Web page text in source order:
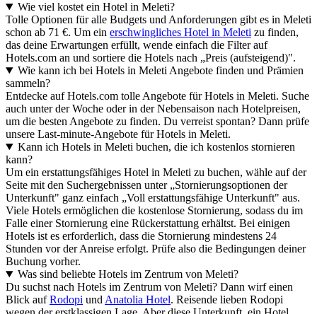
Wie viel kostet ein Hotel in Meleti?
Tolle Optionen für alle Budgets und Anforderungen gibt es in Meleti
schon ab 71 €. Um ein erschwingliches Hotel in Meleti zu finden,
das deine Erwartungen erfüllt, wende einfach die Filter auf
Hotels.com an und sortiere die Hotels nach „Preis (aufsteigend)".
Wie kann ich bei Hotels in Meleti Angebote finden und Prämien
sammeln?
Entdecke auf Hotels.com tolle Angebote für Hotels in Meleti. Suche
auch unter der Woche oder in der Nebensaison nach Hotelpreisen,
um die besten Angebote zu finden. Du verreist spontan? Dann prüfe
unsere Last-minute-Angebote für Hotels in Meleti.
Kann ich Hotels in Meleti buchen, die ich kostenlos stornieren
kann?
Um ein erstattungsfähiges Hotel in Meleti zu buchen, wähle auf der
Seite mit den Suchergebnissen unter „Stornierungsoptionen der
Unterkunft" ganz einfach „Voll erstattungsfähige Unterkunft" aus.
Viele Hotels ermöglichen die kostenlose Stornierung, sodass du im
Falle einer Stornierung eine Rückerstattung erhältst. Bei einigen
Hotels ist es erforderlich, dass die Stornierung mindestens 24
Stunden vor der Anreise erfolgt. Prüfe also die Bedingungen deiner
Buchung vorher.
Was sind beliebte Hotels im Zentrum von Meleti?
Du suchst nach Hotels im Zentrum von Meleti? Dann wirf einen
Blick aufRodopi und Anatolia Hotel. Reisende lieben Rodopi